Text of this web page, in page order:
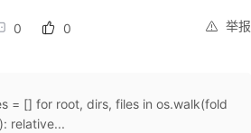
举报
0 0
= [] for root, dirs, files in os.walk(fold
relative...